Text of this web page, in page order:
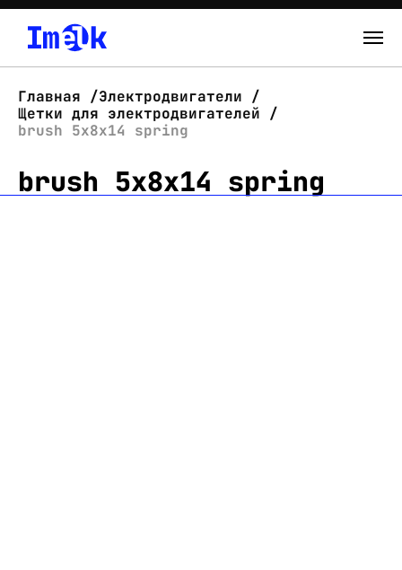
О нас
Новости
Главная
Электродвигатели
Щетки для электродвигателей
brush 5x8x14 spring
brush 5x8x14 spring